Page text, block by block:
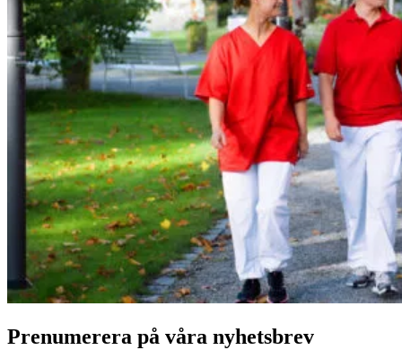
Prenumerera på våra nyhetsbrev